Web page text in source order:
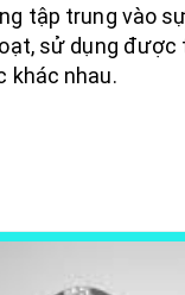
tập trung vào
sử dụng được
khác nhau.